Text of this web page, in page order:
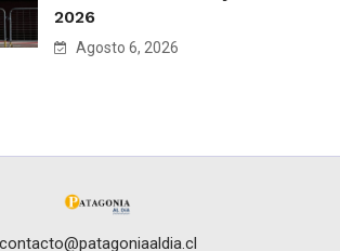
2026
Agosto 6, 2026
contacto@patagoniaaldia.cl